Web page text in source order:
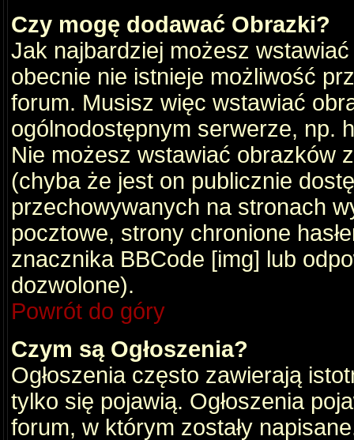
Czy mogę dodawać Obrazki?
Jak najbardziej możesz
obecnie nie istnieje możliwość
forum. Musisz więc wstawiać
ogólnodostępnym serwerze, np.
Nie możesz wstawiać obrazków
(chyba że jest on publicznie
przechowywanych na stronach
pocztowe, strony chronione
znacznika BBCode [img] lub
dozwolone).
Powrót do góry
Czym są Ogłoszenia?
Ogłoszenia często zawierają
tylko się pojawią. Ogłoszenia
forum, w którym zostały